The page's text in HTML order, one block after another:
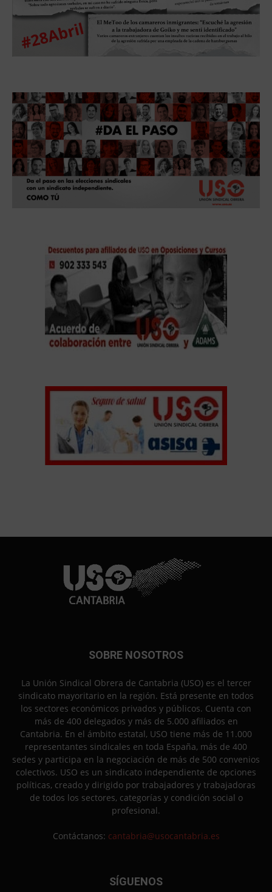
SOBRE NOSOTROS
La Unión Sindical Obrera de Cantabria (USO) es el tercer
sindicato mayoritario en la región. Está presente en todos
los sectores económicos privados y públicos. Cuenta con
más de 400 delegados y más de 5.000 afiliados en
Cantabria. En el ámbito estatal, USO tiene más de 11.000
representantes sindicales en toda España, más de 400
sedes y participa en la negociación de más de 500 convenios
colectivos. USO es un sindicato independiente de opciones
políticas, creado y dirigido por trabajadores y trabajadoras
de todos los sectores, categorías y condición social o
profesional.
Contáctanos: cantabria@usocantabria.es
SÍGUENOS